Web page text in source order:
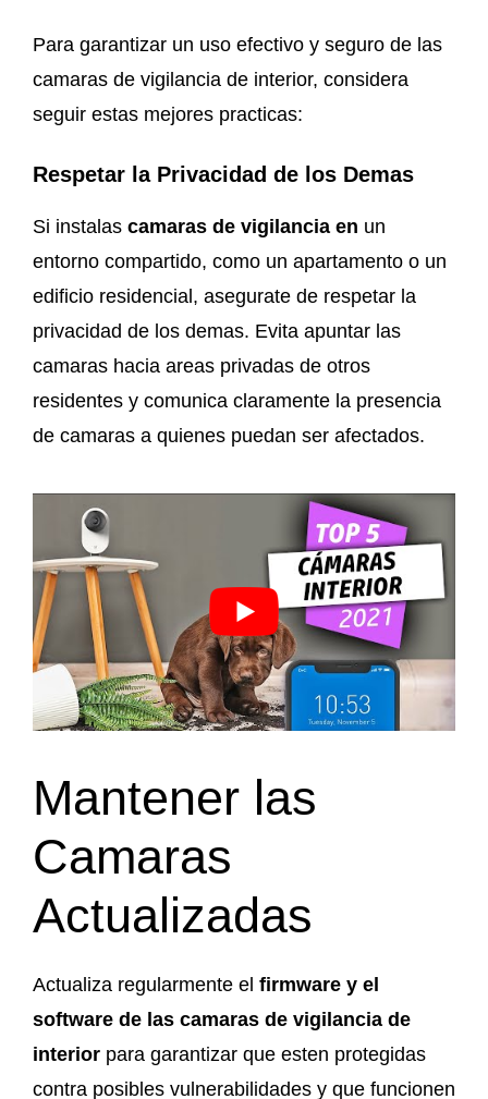
Para garantizar un uso efectivo y seguro de las
camaras de vigilancia de interior, considera
seguir estas mejores practicas:
Respetar la Privacidad de los Demas
Si instalas camaras de vigilancia en un
entorno compartido, como un apartamento o un
edificio residencial, asegurate de respetar la
privacidad de los demas. Evita apuntar las
camaras hacia areas privadas de otros
residentes y comunica claramente la presencia
de camaras a quienes puedan ser afectados.
Mantener las
Camaras
Actualizadas
Actualiza regularmente el firmware y el
software de las camaras de vigilancia de
interior para garantizar que esten protegidas
contra posibles vulnerabilidades y que funcionen